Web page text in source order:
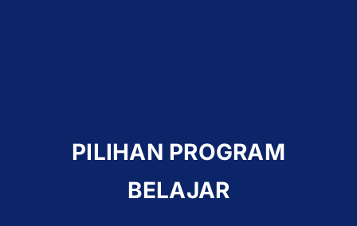
PILIHAN PROGRAM
BELAJAR